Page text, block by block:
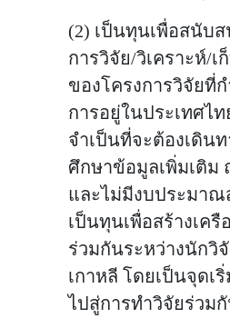
(2) เป็นทุนเพื่อสนับส
การวิจัย/วิเคราะห์/เ
ของโครงการวิจัยที่
การอยู่ในประเทศไ
จำเป็นที่จะต้องเดินท
ศึกษาข้อมูลเพิ่มเติม
และไม่มีงบประมา
เป็นทุนเพื่อสร้างเครื
ร่วมกันระหว่างนักวิ
เกาหลี โดยเป็นจุดเ
ไปสู่การทำวิจัยร่วม